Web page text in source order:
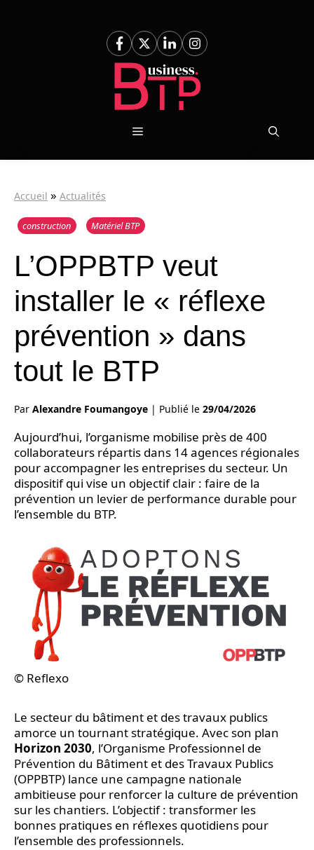
Menu
Accueil » Actualités
construction Matériel BTP
L’OPPBTP veut
installer le « réflexe
prévention » dans
tout le BTP
Par Alexandre Foumangoye | Publié le 29/04/2026
Aujourd’hui, l’organisme mobilise près de 400
collaborateurs répartis dans 14 agences régionales
pour accompagner les entreprises du secteur. Un
dispositif qui vise un objectif clair : faire de la
prévention un levier de performance durable pour
l’ensemble du BTP.
© Reflexo
Le secteur du bâtiment et des travaux publics
amorce un tournant stratégique. Avec son plan
Horizon 2030, l’Organisme Professionnel de
Prévention du Bâtiment et des Travaux Publics
(OPPBTP) lance une campagne nationale
ambitieuse pour renforcer la culture de prévention
sur les chantiers. L’objectif : transformer les
bonnes pratiques en réflexes quotidiens pour
l’ensemble des professionnels.